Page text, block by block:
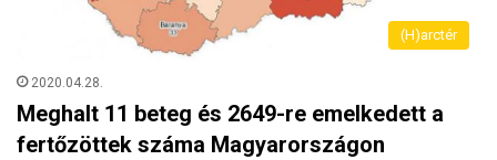
(H)arctér
2020.04.28.
Meghalt 11 beteg és 2649-re emelkedett a
fertőzöttek száma Magyarországon